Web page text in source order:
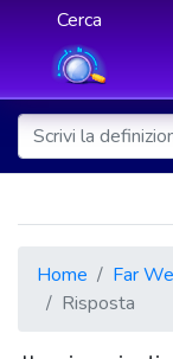
Cerca
Home Far
Risposta